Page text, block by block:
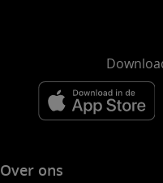
Over ons